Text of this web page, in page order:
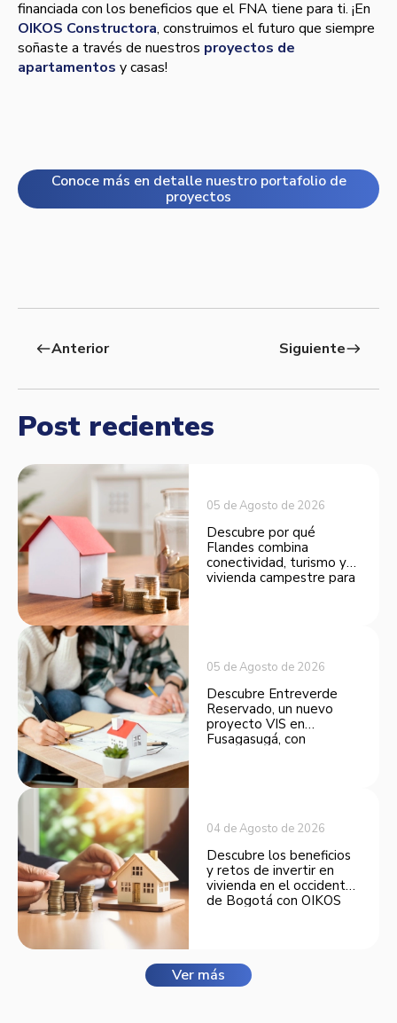
financiada con los beneficios que el FNA tiene para ti. ¡En
OIKOS Constructora, construimos el futuro que siempre
soñaste a través de nuestros proyectos de
apartamentos y casas!
Conoce más en detalle nuestro portafolio de
proyectos
westAnterior Siguienteeast
Post recientes
05 de Agosto de 2026
Descubre por qué
Flandes combina
conectividad, turismo y
vivienda campestre para
05 de Agosto de 2026
Descubre Entreverde
Reservado, un nuevo
proyecto VIS en
Fusagasugá, con
04 de Agosto de 2026
Descubre los beneficios
y retos de invertir en
vivienda en el occidente
de Bogotá con OIKOS
Ver más